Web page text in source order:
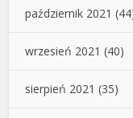
październik 2021
wrzesień 2021 (40)
sierpień 2021 (35)